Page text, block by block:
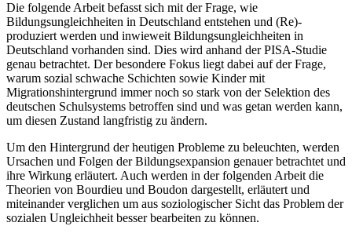
Die folgende Arbeit befasst sich mit der Frage, wie
Bildungsungleichheiten in Deutschland entstehen und (Re)-
produziert werden und inwieweit Bildungsungleichheiten in
Deutschland vorhanden sind. Dies wird anhand der PISA-Studie
genau betrachtet. Der besondere Fokus liegt dabei auf der Frage,
warum sozial schwache Schichten sowie Kinder mit
Migrationshintergrund immer noch so stark von der Selektion des
deutschen Schulsystems betroffen sind und was getan werden kann,
um diesen Zustand langfristig zu ändern.
Um den Hintergrund der heutigen Probleme zu beleuchten, werden
Ursachen und Folgen der Bildungsexpansion genauer betrachtet und
ihre Wirkung erläutert. Auch werden in der folgenden Arbeit die
Theorien von Bourdieu und Boudon dargestellt, erläutert und
miteinander verglichen um aus soziologischer Sicht das Problem der
sozialen Ungleichheit besser bearbeiten zu können.